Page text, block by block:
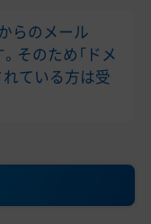
らのメール
そのため「ドメ
ている方は受